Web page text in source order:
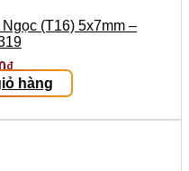
(T16) 5x7mm –
₫
hàng